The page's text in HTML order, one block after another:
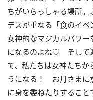
ちがいらっしゃる場所
デスが重なる「食のイ
女神的なマジカルパワー
になるのよね♡ そして
て、私たちは女神たち
うになる！ お月さまに
に身を委ねたりすること